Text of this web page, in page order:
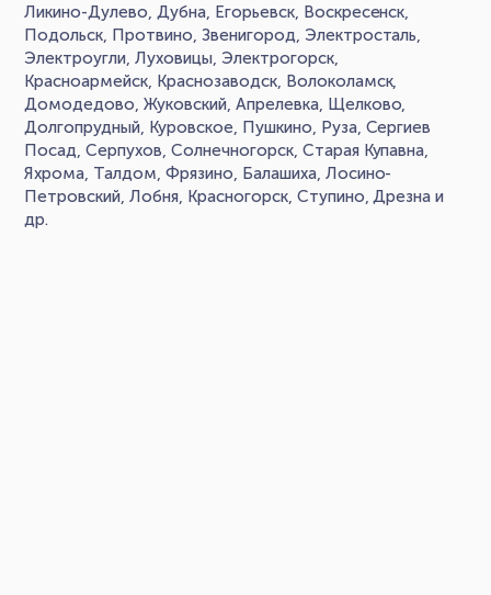
Ликино-Дулево, Дубна, Егорьевск, Воскресенск,
Подольск, Протвино, Звенигород, Электросталь,
Электроугли, Луховицы, Электрогорск,
Красноармейск, Краснозаводск, Волоколамск,
Домодедово, Жуковский, Апрелевка, Щелково,
Долгопрудный, Куровское, Пушкино, Руза, Сергиев
Посад, Серпухов, Солнечногорск, Старая Купавна,
Яхрома, Талдом, Фрязино, Балашиха, Лосино-
Петровский, Лобня, Красногорск, Ступино, Дрезна и
др.